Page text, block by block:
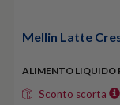
Mellin Latte
ALIMENTO LIQUIDO
Sconto scorta